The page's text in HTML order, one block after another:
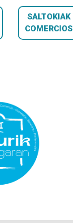
SALTOKIAK
COMERCIOS